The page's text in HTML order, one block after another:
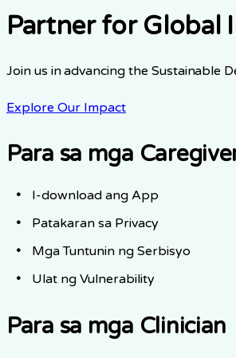
Partner for Global
Join us in advancing the Sustainable
Explore Our Impact
Para sa mga
I-download ang App
Patakaran sa Privacy
Mga Tuntunin ng Serbisyo
Ulat ng Vulnerability
Para sa mga Clinician